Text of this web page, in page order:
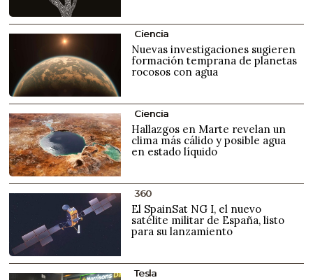
Ciencia
Nuevas investigaciones sugieren
formación temprana de planetas
rocosos con agua
Ciencia
Hallazgos en Marte revelan un
clima más cálido y posible agua
en estado líquido
360
El SpainSat NG I, el nuevo
satélite militar de España, listo
para su lanzamiento
Tesla